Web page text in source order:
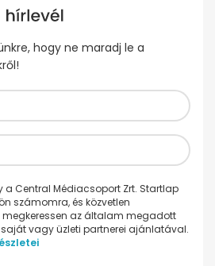
hogy ne maradj le a
a Central Médiacsoport Zrt. Startlap
számomra, és közvetlen
megkeressen az általam megadott
vagy üzleti partnerei ajánlatával.